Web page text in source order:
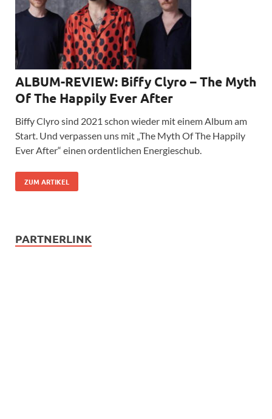
ALBUM-REVIEW: Biffy Clyro – The Myth
Of The Happily Ever After
Biffy Clyro sind 2021 schon wieder mit einem Album am
Start. Und verpassen uns mit „The Myth Of The Happily
Ever After“ einen ordentlichen Energieschub.
ZUM ARTIKEL
PARTNERLINK